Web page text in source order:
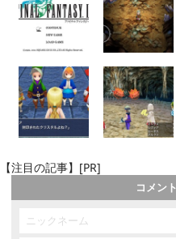
【注目の記事】[PR]
コメン